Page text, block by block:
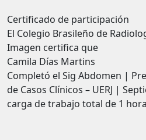
Certificado de participación
El Colegio Brasileño de
Imagen certifica que
Camila Días Martins
Completó el Sig Abdomen |
de Casos Clínicos – UERJ |
carga de trabajo total de 1